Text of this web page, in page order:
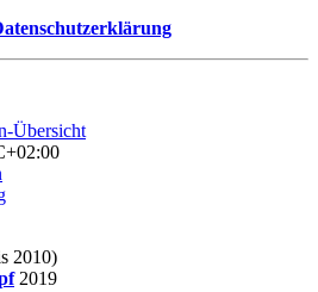
Übersicht
2010)
2019